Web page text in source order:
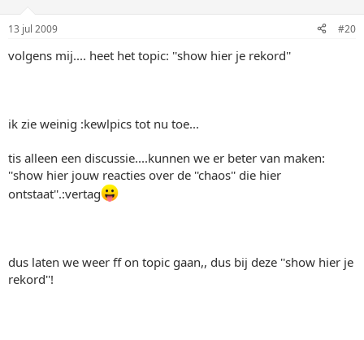
13 jul 2009 #20
volgens mij.... heet het topic: ''show hier je rekord''
ik zie weinig :kewlpics tot nu toe...
tis alleen een discussie....kunnen we er beter van maken:
''show hier jouw reacties over de ''chaos'' die hier
ontstaat''.:vertag
dus laten we weer ff on topic gaan,, dus bij deze ''show hier je
rekord''!